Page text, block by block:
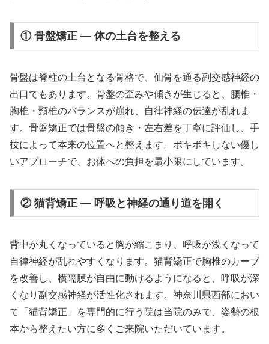
① 骨盤矯正 — 体の土台を整える
骨盤は脊柱の土台となる骨格で、仙骨を通る副交感神経の
出口でもあります。骨盤の歪みや傾きが生じると、腰椎・
胸椎・頸椎のバランスが崩れ、自律神経の伝達が乱れま
す。骨盤矯正では骨盤の傾き・左右差を丁寧に評価し、手
技によって本来の位置へと整えます。ボキボキしない優し
いアプローチで、お体への負担を最小限にしています。
② 猫背矯正 — 呼吸と神経の通り道を開く
背中が丸くなっていると胸が縮こまり、呼吸が浅くなって
自律神経が乱れやすくなります。猫背矯正で胸椎のカーブ
を改善し、横隔膜が自由に動けるようになると、呼吸が深
くなり副交感神経が活性化されます。神奈川県西部におい
て「猫背矯正」を専門的に行う院は当院のみで、姿勢の根
本から整えたい方に多くご来院いただいています。